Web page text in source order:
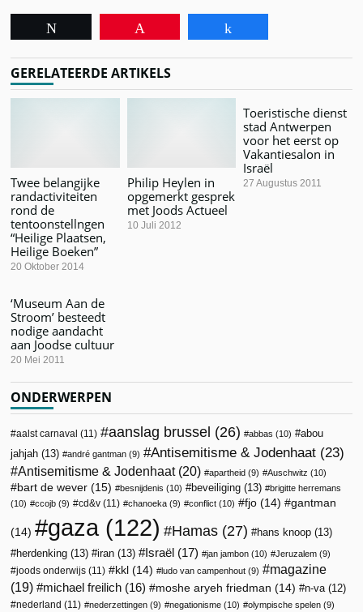
GERELATEERDE ARTIKELS
Twee belangijke
randactiviteiten
rond de
tentoonstellngen
“Heilige Plaatsen,
Heilige Boeken”
20 Oktober 2014
Philip Heylen in
opgemerkt gesprek
met Joods Actueel
10 Juli 2012
Toeristische dienst
stad Antwerpen
voor het eerst op
Vakantiesalon in
Israël
27 Augustus 2011
‘Museum Aan de
Stroom’ besteedt
nodige aandacht
aan Joodse cultuur
20 Mei 2011
ONDERWERPEN
aalst carnaval (11) aanslag brussel (26) abbas (10)
abou
jahjah (13) andré gantman (9) Antisemitisme & Jodenhaat (23)
Antisemitisme & Jodenhaat(20) apartheid (9) Auschwitz (10)
bart de wever (15) besnijdenis (10) beveiliging (13)
brigitte herremans
(10)
ccojb (9) cd&v (11) chanoeka (9) conflict (10) fjo (14) gantman
(14) gaza(122) Hamas (27) hans knoop (13)
herdenking (13) iran (13) Israël (17) jan jambon (10) Jeruzalem (9)
joods onderwijs (11) kkl (14) ludo van campenhout (9)
magazine
(19)
michael freilich (16) moshe aryeh friedman (14) n-va (12)
nederland (11) nederzettingen (9) negationisme (10) olympische spelen (9)